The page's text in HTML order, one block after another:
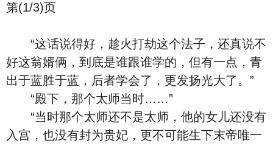
第(1/3)页
“这话说得好，趁火打劫这个法子，还真说不
好这翁婿俩，到底是谁跟谁学的，但有一点，青
出于蓝胜于蓝，后者学会了，更发扬光大了。”
“殿下，那个太师当时……”
“当时那个太师还不是太师，他的女儿还没有
入宫，也没有封为贵妃，更不可能生下末帝唯一